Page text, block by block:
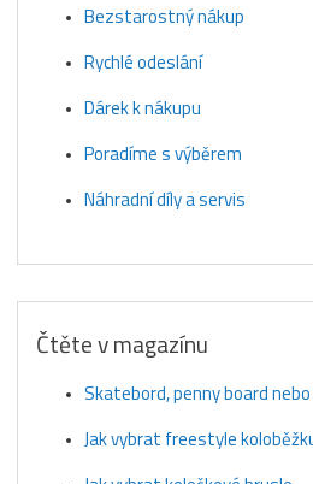
Bezstarostný nákup
Rychlé odeslání
Dárek k nákupu
Poradíme s výběrem
Náhradní díly a servis
Čtěte v magazínu
Skatebord, penny board
Jak vybrat freestyle